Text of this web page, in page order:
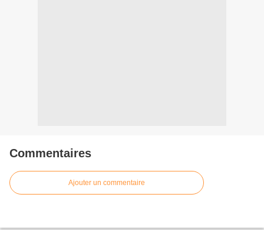
Commentaires
Ajouter un commentaire